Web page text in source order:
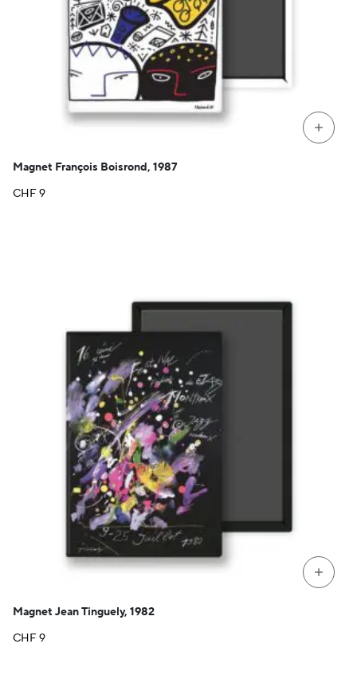
+
Magnet François Boisrond, 1987
CHF9
+
Magnet Jean Tinguely, 1982
CHF9